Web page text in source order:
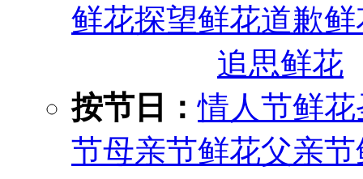
鲜花探望鲜花道歉鲜
追思鲜花
按节日：情人节鲜花
节母亲节鲜花父亲